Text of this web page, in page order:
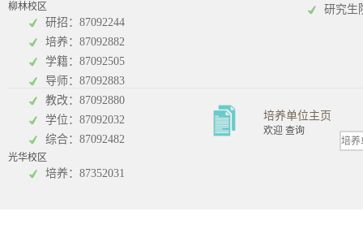
工商管理学院
柳林校区
研招：87092244
培养：87092882
学籍：87092505
导师：87092883
教改：87092880
学位：87092032
综合：87092482
光华校区
培养：87352031
研究生
培养单位主页
欢迎 查询